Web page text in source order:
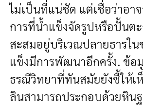
ไม่เป็นที่แน่ชัด แต่เชื่อว่าอา
การที่น้ำแข็งจัดรูปหรือปั้นต
สะสมอยู่บริเวณปลายธารใ
แข็งมีการพัฒนาอีกครั้ง. ข้อ
ธรณีวิทยาที่ทันสมัยยังชี้ให้เ
ลินสามารถประกอบด้วยหิน